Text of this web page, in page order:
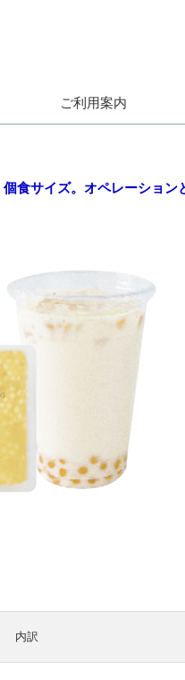
ご利用案内
食サイズ。オペレーション
内訳